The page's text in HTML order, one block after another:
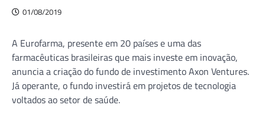
01/08/2019
A Eurofarma, presente em 20 países e uma das
farmacêuticas brasileiras que mais investe em inovação,
anuncia a criação do fundo de investimento Axon Ventures.
Já operante, o fundo investirá em projetos de tecnologia
voltados ao setor de saúde.